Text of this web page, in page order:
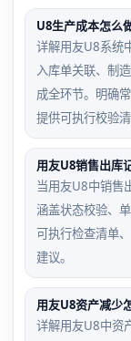
U8生产成本怎么
详解用友U8系统
入库单关联、制
成全环节。明确
提供可执行校验
用友U8销售出库
当用友U8中销售
涵盖状态校验、
可执行检查清单
建议。
用友U8资产减少
详解用友U8中资